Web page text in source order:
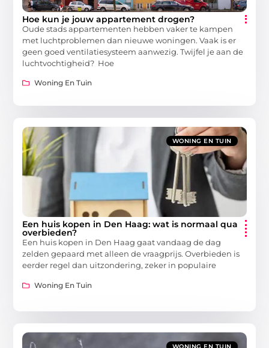
Hoe kun je jouw appartement drogen?
Oude stads appartementen hebben vaker te kampen
met luchtproblemen dan nieuwe woningen. Vaak is er
geen goed ventilatiesysteem aanwezig. Twijfel je aan de
luchtvochtigheid? Hoe
Woning En Tuin
WONING EN TUIN
Een huis kopen in Den Haag: wat is normaal qua
overbieden?
Een huis kopen in Den Haag gaat vandaag de dag
zelden gepaard met alleen de vraagprijs. Overbieden is
eerder regel dan uitzondering, zeker in populaire
Woning En Tuin
WONING EN TUIN